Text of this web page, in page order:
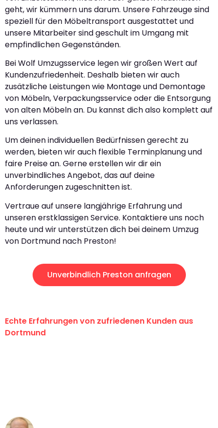
geht, wir kümmern uns darum. Unsere Fahrzeuge sind
speziell für den Möbeltransport ausgestattet und
unsere Mitarbeiter sind geschult im Umgang mit
empfindlichen Gegenständen.
Bei Wolf Umzugsservice legen wir großen Wert auf
Kundenzufriedenheit. Deshalb bieten wir auch
zusätzliche Leistungen wie Montage und Demontage
von Möbeln, Verpackungsservice oder die Entsorgung
von alten Möbeln an. Du kannst dich also komplett auf
uns verlassen.
Um deinen individuellen Bedürfnissen gerecht zu
werden, bieten wir auch flexible Terminplanung und
faire Preise an. Gerne erstellen wir dir ein
unverbindliches Angebot, das auf deine
Anforderungen zugeschnitten ist.
Vertraue auf unsere langjährige Erfahrung und
unseren erstklassigen Service. Kontaktiere uns noch
heute und wir unterstützen dich bei deinem Umzug
von Dortmund nach Preston!
Unverbindlich Preston anfragen
Echte Erfahrungen von zufriedenen Kunden aus
Dortmund